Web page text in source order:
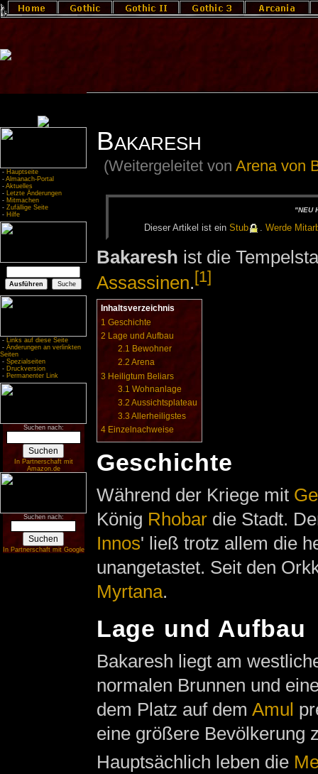
- Hauptseite
- Almanach-Portal
- Aktuelles
- Letzte Änderungen
- Mitmachen
- Zufällige Seite
- Hilfe
- Links auf diese Seite
- Änderungen an verlinkten
Seiten
- Spezialseiten
- Druckversion
- Permanenter Link
Suchen nach:
In Partnerschaft mit
Amazon.de
Suchen nach:
In Partnerschaft mit Google
Bakaresh
(Weitergeleitet vonArena von
"NEU
Die­ser Ar­ti­kel ist ein Stub Wer­de
Bakaresh ist die
Assassinen.[1]
Inhaltsverzeichnis
1 Geschichte
2 Lage und Aufbau
2.1 Bewohner
2.2 Arena
3 Heiligtum Beliars
3.1 Wohnanlage
3.2 Aussichtsplateau
3.3 Allerheiligstes
4 Einzelnachweise
Geschichte
Während der Kriege mit
König Rhobardie Stadt.
Innos' ließ trotz allem die
unangetastet. Seit den
Myrtana.
Lage und Aufbau
Bakaresh liegt am
normalen Brunnen und
dem Platz auf dem Amul
eine größere Bevölkerung
Hauptsächlich leben die